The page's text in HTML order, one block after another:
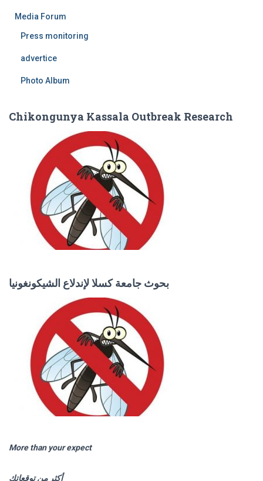
Media Forum
Press monitoring
advertice
Photo Album
Chikongunya Kassala Outbreak Research
بحوث جامعة كسلا لإندلاع الشيكونغونيا
More than your expect
أكثر من توقعاتك